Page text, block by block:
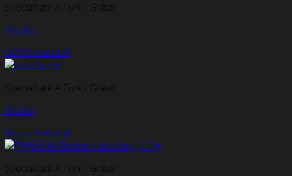
Specialitate A Turk - Grătar
Produs
Citește mai mult
Specialitate A Turk - Grătar
Produs
Citește mai mult
Specialitate A Turk - Grătar